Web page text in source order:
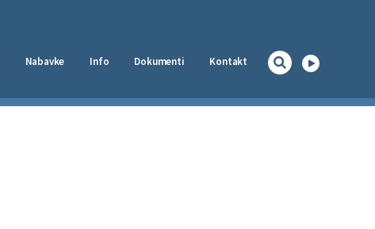
Kontakt
Dokumenti
Info
Nabavke